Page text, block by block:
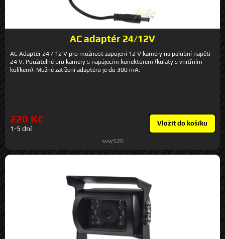
AC adaptér 24/12V
AC Adaptér 24 / 12 V pro možnost zapojení 12 V kamery na palubní napětí
24 V. Použitelné pro kamery s napájecím konektorem (kulatý s vnitřním
kolíkem). Možné zatížení adaptéru je do 300 mA.
220 Kč
1-5 dní
Vložit do košíku
svw520